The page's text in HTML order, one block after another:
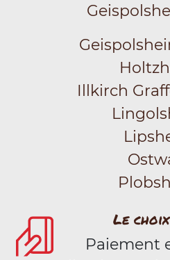
Illkirch
Le
Paiement